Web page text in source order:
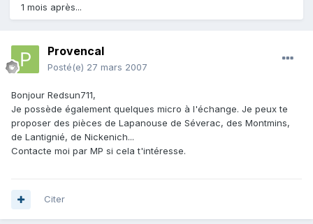
1 mois après...
Provencal
Posté(e) 27 mars 2007
Bonjour Redsun711,
Je possède également quelques micro à l'échange. Je peux te
proposer des pièces de Lapanouse de Séverac, des Montmins,
de Lantignié, de Nickenich...
Contacte moi par MP si cela t'intéresse.
Citer